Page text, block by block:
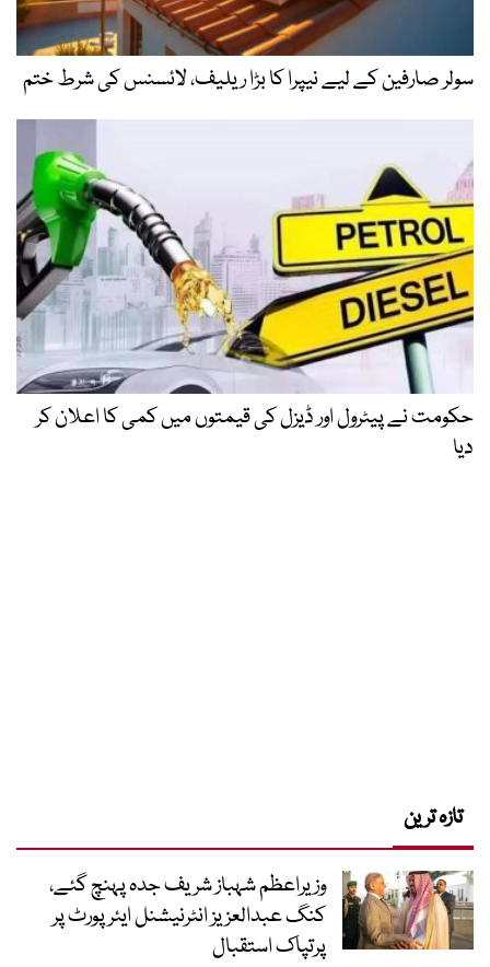
سولر صارفین کے لیے نیپرا کا بڑا ریلیف، لائسنس کی شرط ختم
حکومت نے پیٹرول اور ڈیزل کی قیمتوں میں کمی کا اعلان کر
دیا
تازہ ترین
وزیراعظم شہباز شریف جدہ پہنچ گئے،
کنگ عبدالعزیز انٹرنیشنل ایئر پورٹ پر
پرتپاک استقبال